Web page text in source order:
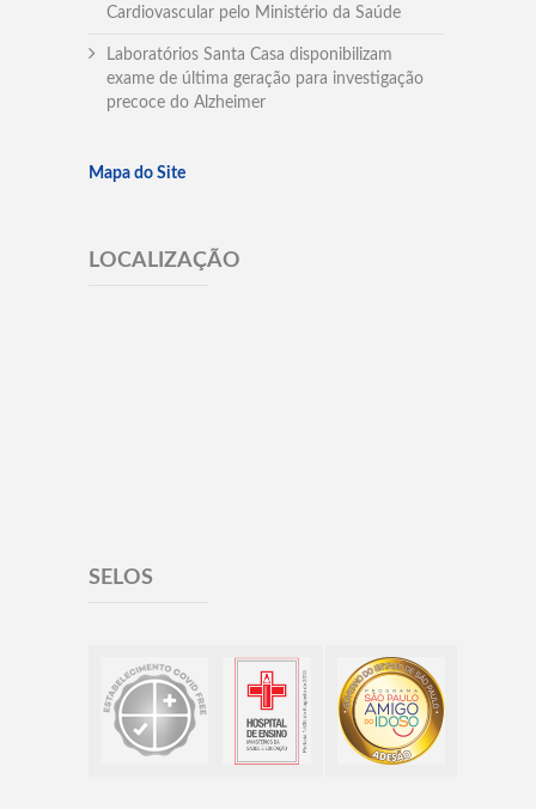
Cardiovascular pelo Ministério da Saúde
Laboratórios Santa Casa disponibilizam
exame de última geração para investigação
precoce do Alzheimer
Mapa do Site
LOCALIZAÇÃO
SELOS